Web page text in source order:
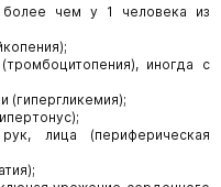
более чем у 1 человека из
иногда с
(гипергликемия);
лица (периферическая